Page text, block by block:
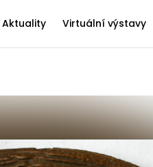
Aktuality Virtuální výstavy